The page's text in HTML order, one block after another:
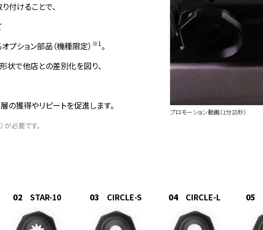
付けることで、
プション部品（機種限定） ※1 。
状で他店との差別化を図り、
の獲得やリピートを促進します。
が必要です。
プロモーション動画（1分18秒）
STAR-10 CIRCLE-S CIRCLE-L